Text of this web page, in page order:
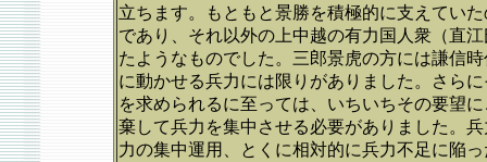
立ちます。もともと景勝を積極的に支えてい
であり、それ以外の上中越の有力国人衆（直
たようなものでした。三郎景虎の方には謙信
に動かせる兵力には限りがありました。さら
を求められるに至っては、いちいちその要望
棄して兵力を集中させる必要がありました。
力の集中運用、とくに相対的に兵力不足に陥